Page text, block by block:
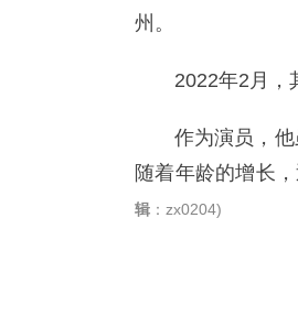
州。
2022年2月，
作为演员，
随着年龄的增长
辑 ：zx0204)